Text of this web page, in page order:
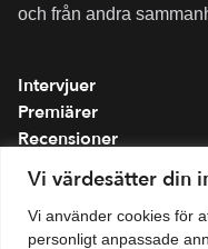
Vi värdesätter din
Vi använder cookies för
personligt anpassade
och från andra
Intervjuer
Premiärer
Recensioner
Spellistor
Om folkmusik.se
Integritetspolicy